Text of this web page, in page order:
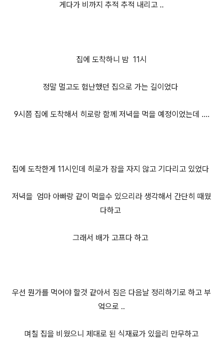
게다가 비까지 추적 추적 내리고 ..
집에 도착하니 밤 11시
정말 멀고도 험난했던 집으로 가는 길이었다
9시쯤 집에 도착해서 히로랑 함께 저녁을 먹을 예정이었는데 ....
집에 도착한게 11시 인데 히로가 잠을 자지 않고 기다리고 있었다
저녁을 엄마 아빠랑 같이 먹을수 있으리라 생각해서 간단히 때웠
다하고
그래서 배가 고프다 하고
우선 뭔가를 먹어야 할것 같아서 짐은 다음날 정리하기로 하고 부
엌으로 ..
며칠 집을 비웠으니 제대로 된 식재료가 있을리 만무하고